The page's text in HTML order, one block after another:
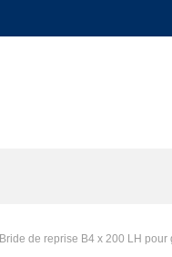
Bride de reprise B4 x 200 LH